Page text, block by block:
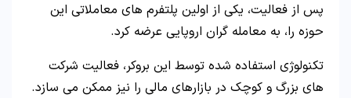
پس از فعالیت، یکی از اولین پلتفرم های معاملاتی این
حوزه را، به معامله گران اروپایی عرضه کرد.
تکنولوژی استفاده شده توسط این بروکر، فعالیت شرکت
های بزرگ و کوچک در بازارهای مالی را نیز ممکن می سازد.